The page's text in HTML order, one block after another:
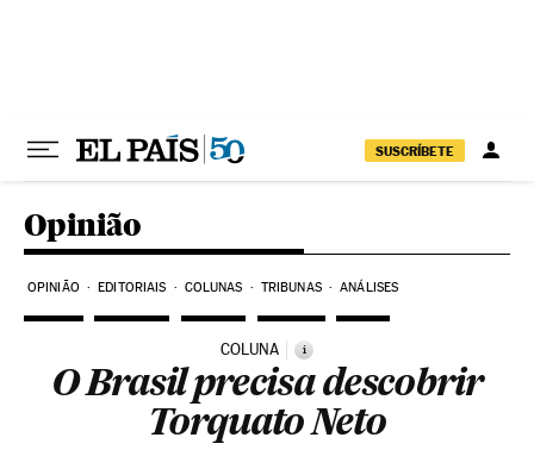
SUSCRÍBETE
Opinião
OPINIÃO EDITORIAIS COLUNAS TRIBUNAS ANÁLISES
COLUNA i
O Brasil precisa descobrir
Torquato Neto